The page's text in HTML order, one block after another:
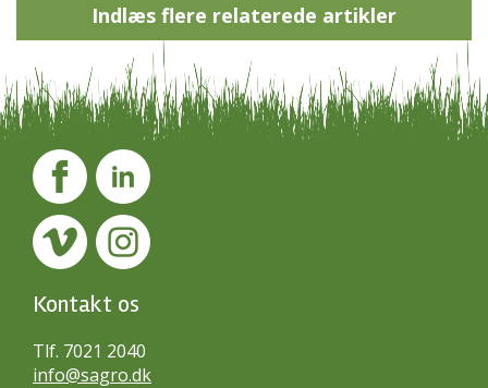
Indlæs flere relaterede artikler
Kontakt os
Tlf. 7021 2040
info@sagro.dk